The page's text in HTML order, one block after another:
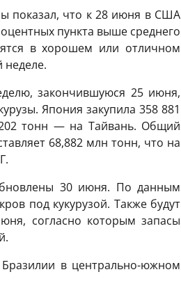
показал, что к 28 июня в США
пункта выше среднего
в хорошем или отличном
закончившуюся 25 июня,
Япония закупила 358 881
тонн — на Тайвань. Общий
68,882 млн тонн, что на
30 июня. По данным
под кукурузой. Также будут
согласно которым запасы
в центрально-южном